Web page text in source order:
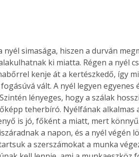
nyél simasága, hiszen a durván
ki miatta. Régen a nyél
kenje át a kertészkedő, így
vált. A nyél legyen egyenes
lényeges, hogy a szálak
teherbíró. Nyélfának alkalmas
is jó, főként a miatt, mert
a napon, és a nyél végén
a szerszámokat a munka